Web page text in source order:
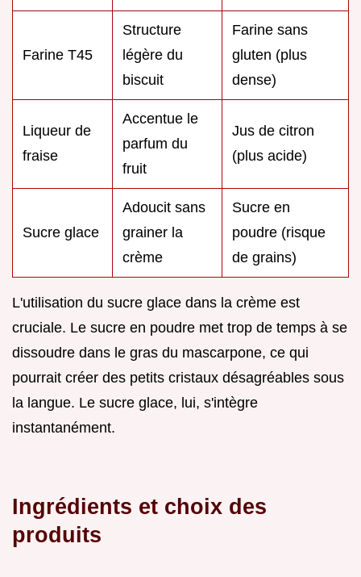
Farine T45
Structure
légère du
biscuit
Farine sans
gluten (plus
dense)
Liqueur de
fraise
Accentue le
parfum du
fruit
Jus de citron
(plus acide)
Sucre glace
Adoucit sans
grainer la
crème
Sucre en
poudre (risque
de grains)
L'utilisation du sucre glace dans la crème est
cruciale. Le sucre en poudre met trop de temps à se
dissoudre dans le gras du mascarpone, ce qui
pourrait créer des petits cristaux désagréables sous
la langue. Le sucre glace, lui, s'intègre
instantanément.
Ingrédients et choix des
produits